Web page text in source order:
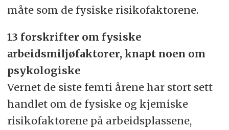
måte som de fysiske risikofaktorene.
13 forskrifter om fysiske
arbeidsmiljøfaktorer, knapt noen om
psykologiske
Vernet de siste femti årene har stort sett
handlet om de fysiske og kjemiske
risikofaktorene på arbeidsplassene,